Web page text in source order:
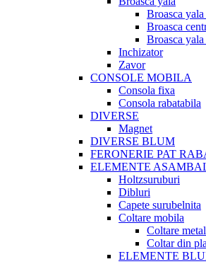
Broasca yala
Broasca
Broasca yala
Inchizator
Zavor
CONSOLE MOBILA
Consola fixa
Consola rabatabila
DIVERSE
Magnet
DIVERSE BLUM
FERONERIE PAT
ELEMENTE
Holtzsuruburi
Dibluri
Capete surubelnita
Coltare mobila
Coltare
Coltar din
ELEMENTE